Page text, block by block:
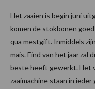
Het zaaien is begin juni
komen de stokbonen
qua mestgift. Inmiddels
mais. Eind van het jaar zal
beste heeft gewerkt. Het
zaaimachine staan in ieder